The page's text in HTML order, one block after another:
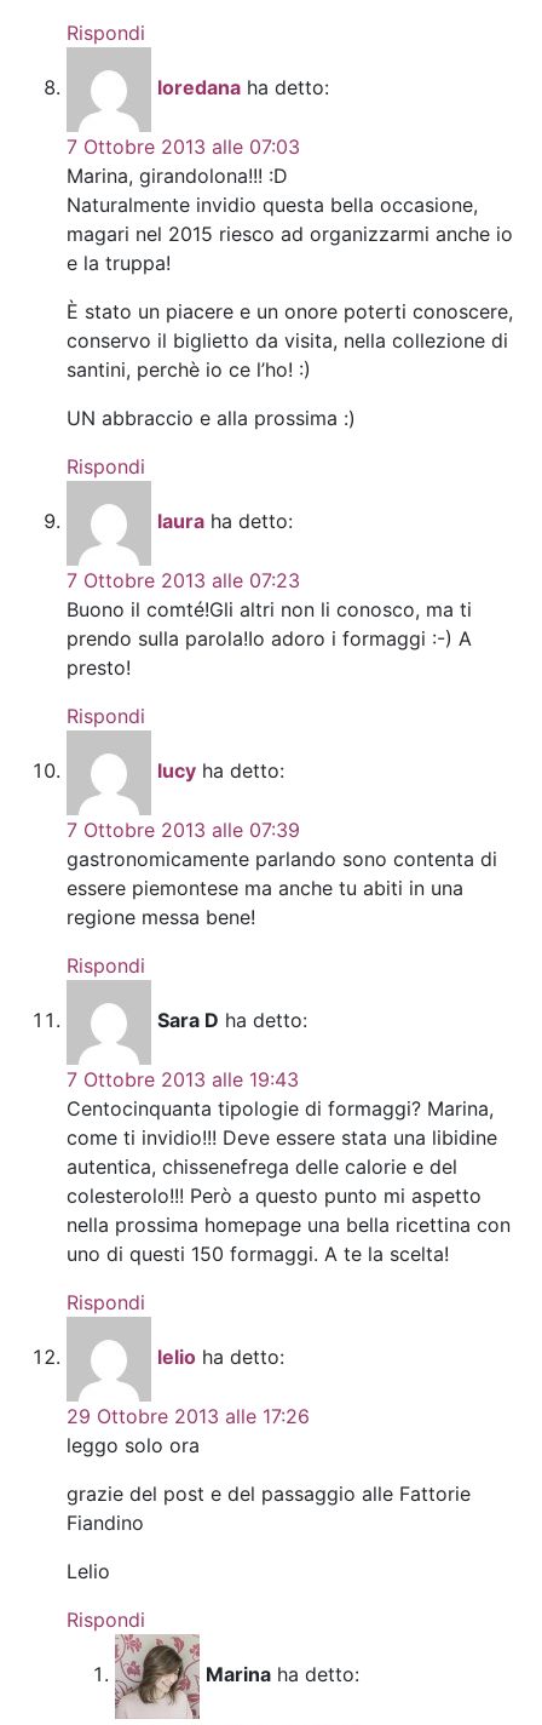
Rispondi
loredana ha detto:
7 Ottobre 2013 alle 07:03
Marina, girandolona!!! :D
Naturalmente invidio questa bella occasione,
magari nel 2015 riesco ad organizzarmi anche io
e la truppa!
È stato un piacere e un onore poterti conoscere,
conservo il biglietto da visita, nella collezione di
santini, perchè io ce l’ho! :)
UN abbraccio e alla prossima :)
Rispondi
laura ha detto:
7 Ottobre 2013 alle 07:23
Buono il comté!Gli altri non li conosco, ma ti
prendo sulla parola!Io adoro i formaggi :-) A
presto!
Rispondi
lucy ha detto:
7 Ottobre 2013 alle 07:39
gastronomicamente parlando sono contenta di
essere piemontese ma anche tu abiti in una
regione messa bene!
Rispondi
Sara D ha detto:
7 Ottobre 2013 alle 19:43
Centocinquanta tipologie di formaggi? Marina,
come ti invidio!!! Deve essere stata una libidine
autentica, chissenefrega delle calorie e del
colesterolo!!! Però a questo punto mi aspetto
nella prossima homepage una bella ricettina con
uno di questi 150 formaggi. A te la scelta!
Rispondi
lelio ha detto:
29 Ottobre 2013 alle 17:26
leggo solo ora
grazie del post e del passaggio alle Fattorie
Fiandino
Lelio
Rispondi
Marina ha detto: